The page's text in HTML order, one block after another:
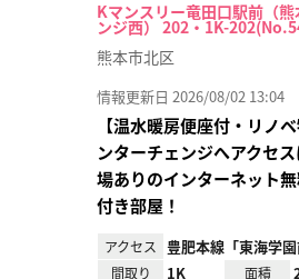
Kマンスリー竜田口駅前（
ンジ西） 202・1K-
熊本市北区
情報更新日 2026/08/02 13:04
【温水暖房便座付・リノ
ンターチェンジへアクセ
場ありのインターネット
付き部屋！
アクセス 豊肥本線「東海学
間取り 1K 面積